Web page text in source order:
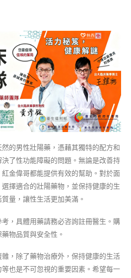
的男性壯陽藥，憑藉其獨特的配方和
了性功能障礙的問題。無論是改善持
金偉哥都能提供有效的幫助。對於面
擇適合的壯陽藥物，並保持健康的生
量，讓性生活更加美滿。
，具體用藥請務必咨詢註冊醫生。購
物品質與安全性。
，除了藥物治療外，保持健康的生活
也是不可忽視的重要因素。希望每一